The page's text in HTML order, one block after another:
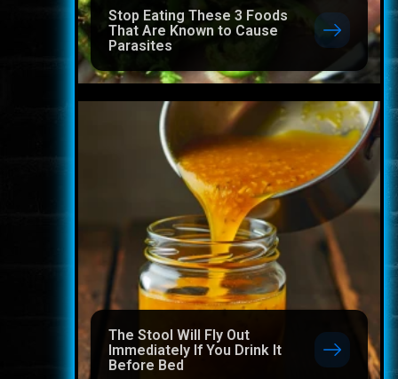
Stop Eating These 3 Foods
That Are Known to Cause
Parasites
The Stool Will Fly Out
Immediately If You Drink It
Before Bed